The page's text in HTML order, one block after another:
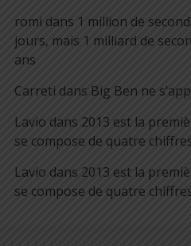
romi dans 1 million de
jours, mais 1 milliard de
ans
Carreti dans Big Ben ne
Lavio dans 2013 est la
se compose de quatre
Lavio dans 2013 est la
se compose de quatre